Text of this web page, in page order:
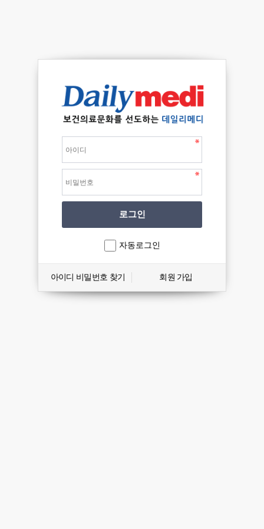
자동로그인
아이디 비밀번호 찾기 회원 가입